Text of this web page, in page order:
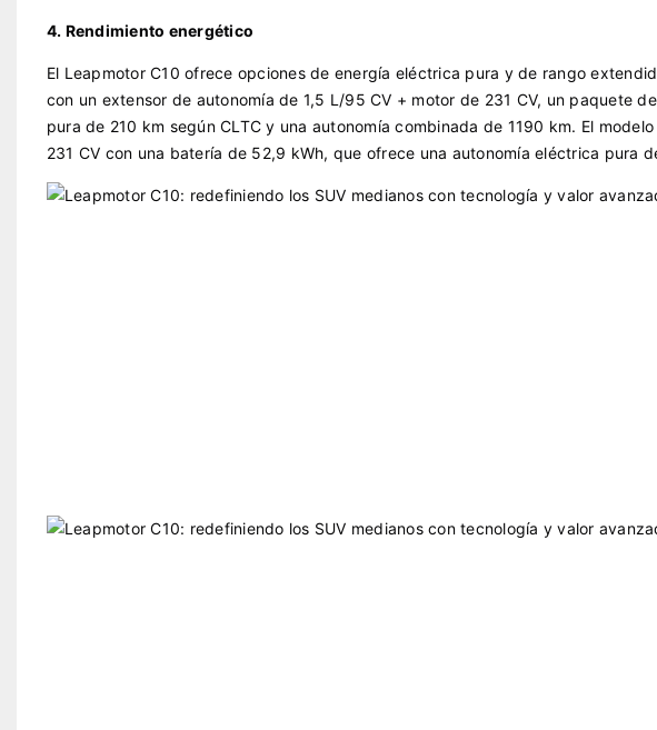
4. Rendimiento energético
El Leapmotor C10 ofrece opciones de energía eléctrica pura y de rango
con un extensor de autonomía de 1,5 L/95 CV + motor de 231 CV, un paquete
pura de 210 km según CLTC y una autonomía combinada de 1190 km. El
231 CV con una batería de 52,9 kWh, que ofrece una autonomía eléctrica pura